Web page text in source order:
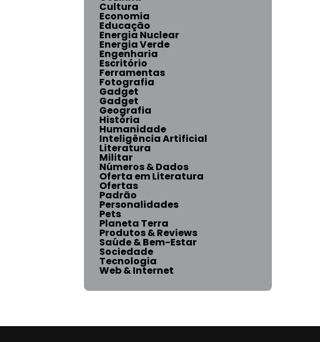
Cultura
Economia
Educação
Energia Nuclear
Energia Verde
Engenharia
Escritório
Ferramentas
Fotografia
Gadget
Gadget
Geografia
História
Humanidade
Inteligência Artificial
Literatura
Militar
Números & Dados
Oferta em Literatura
Ofertas
Padrão
Personalidades
Pets
Planeta Terra
Produtos & Reviews
Saúde & Bem-Estar
Sociedade
Tecnologia
Web & Internet